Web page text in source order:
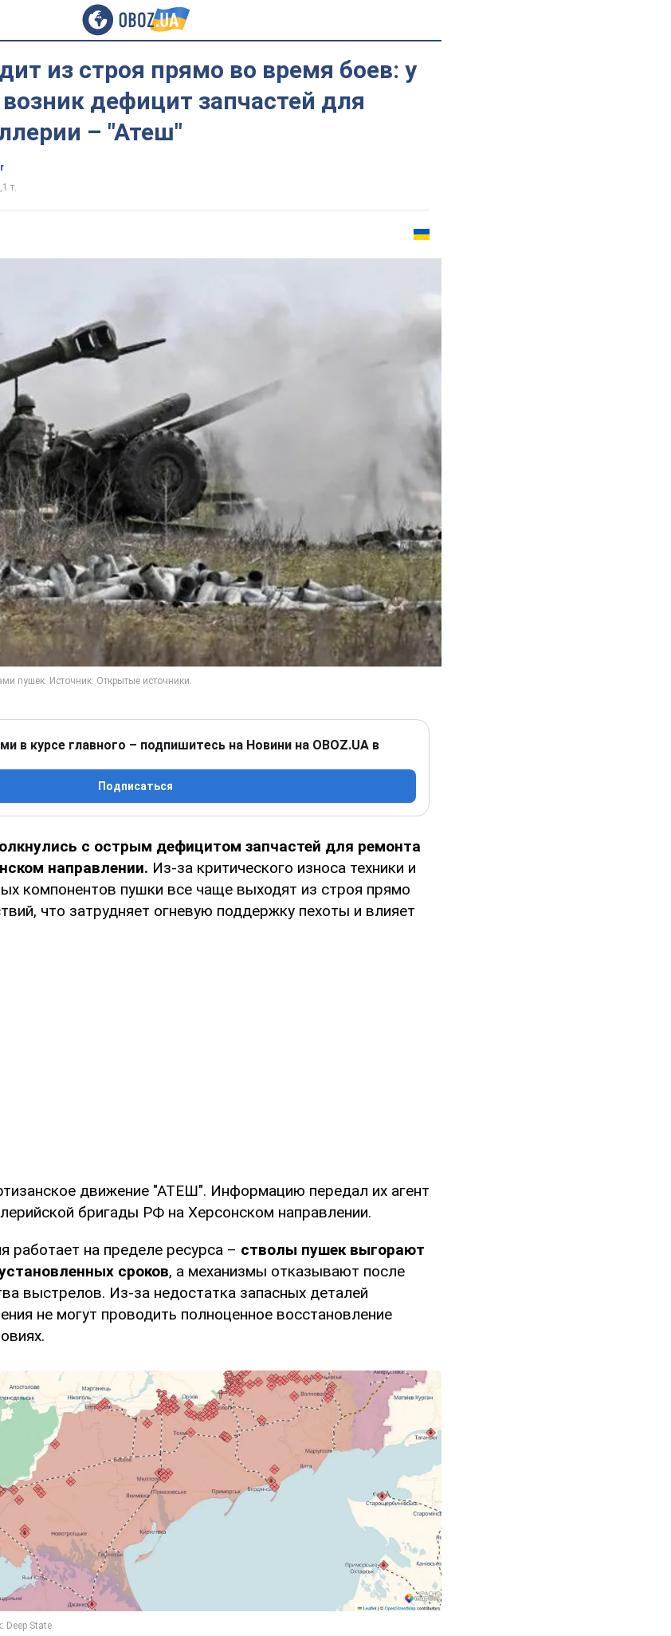
из строя прямо во время боев: у
дефицит запчастей для
– "Атеш"
т.
в курсе главного – подпишитесь на Новини на OBOZ.UA в
Подписаться
с острым дефицитом запчастей для ремонта
направлении. Из-за критического износа техники и
компонентов пушки все чаще выходят из строя прямо
что затрудняет огневую поддержку пехоты и влияет
движение "АТЕШ". Информацию передал их агент
бригады РФ на Херсонском направлении.
работает на пределе ресурса – стволы пушек выгорают
сроков, а механизмы отказывают после
выстрелов. Из-за недостатка запасных деталей
не могут проводить полноценное восстановление